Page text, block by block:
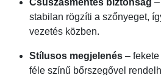
stabilan rögzíti a szőnyeget,
vezetés közben.
Stílusos megjelenés –
féle színű bőrszegővel